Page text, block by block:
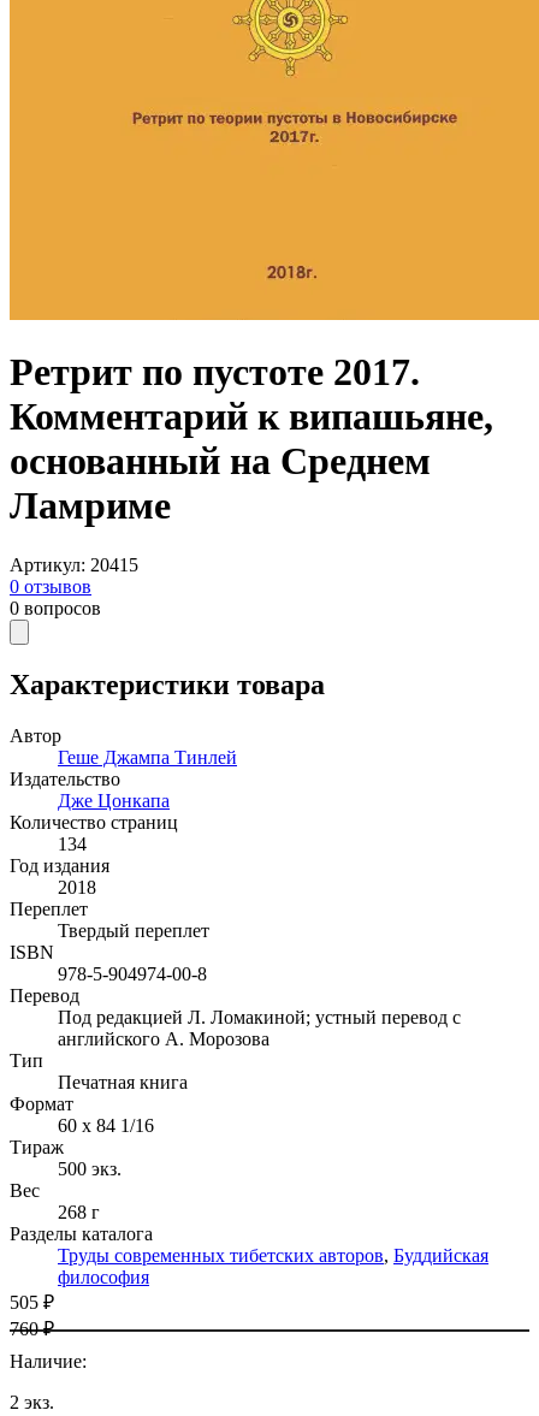
Ретрит по пустоте 2017.
Комментарий к випашьяне,
основанный на Среднем
Ламриме
Артикул: 20415
0 отзывов
0 вопросов
Характеристики товара
Автор
Геше Джампа Тинлей
Издательство
Дже Цонкапа
Количество страниц
134
Год издания
2018
Переплет
Твердый переплет
ISBN
978-5-904974-00-8
Перевод
Под редакцией Л. Ломакиной; устный перевод с
английского А. Морозова
Тип
Печатная книга
Формат
60 x 84 1/16
Тираж
500 экз.
Вес
268 г
Разделы каталога
Труды современных тибетских авторов, Буддийская
философия
505 ₽
760 ₽
Наличие:
2 экз.